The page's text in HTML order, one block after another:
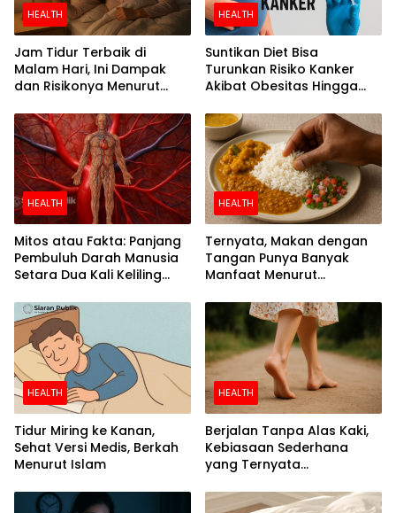
HEALTH
Jam Tidur Terbaik di
Malam Hari, Ini Dampak
dan Risikonya Menurut
HEALTH
Suntikan Diet Bisa
Turunkan Risiko Kanker
Akibat Obesitas Hingga
HEALTH
Mitos atau Fakta: Panjang
Pembuluh Darah Manusia
Setara Dua Kali Keliling
HEALTH
Ternyata, Makan dengan
Tangan Punya Banyak
Manfaat Menurut
HEALTH
Tidur Miring ke Kanan,
Sehat Versi Medis, Berkah
Menurut Islam
HEALTH
Berjalan Tanpa Alas Kaki,
Kebiasaan Sederhana
yang Ternyata